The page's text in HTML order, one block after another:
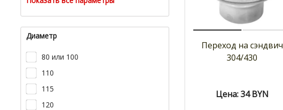
Диаметр
80 или 100
110
115
120
Переход на сэндвич
304/430
Цена: 34 BYN